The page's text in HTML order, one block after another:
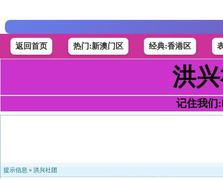
返回首页 热门:新澳门区 经典:香港区
洪
记住我们
提示信息 » 洪兴社团